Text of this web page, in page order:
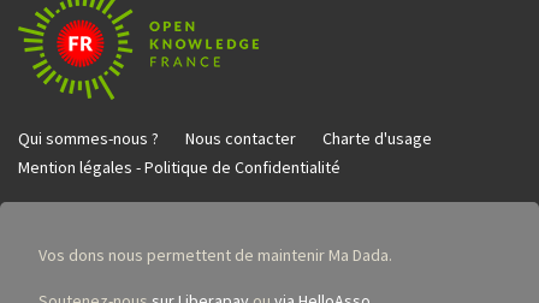
Qui sommes-nous ? Nous contacter
Charte d'usage
Mention légales - Politique de Confidentialité
Vos dons nous permettent de maintenir Ma Dada.